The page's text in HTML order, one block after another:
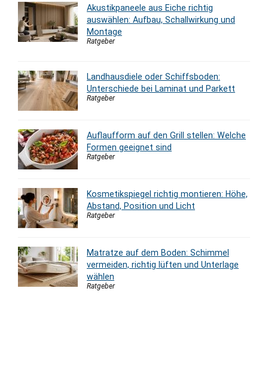
Akustikpaneele aus Eiche richtig
auswählen: Aufbau, Schallwirkung und
Montage
Ratgeber
Landhausdiele oder Schiffsboden:
Unterschiede bei Laminat und Parkett
Ratgeber
Auflaufform auf den Grill stellen: Welche
Formen geeignet sind
Ratgeber
Kosmetikspiegel richtig montieren: Höhe,
Abstand, Position und Licht
Ratgeber
Matratze auf dem Boden: Schimmel
vermeiden, richtig lüften und Unterlage
wählen
Ratgeber